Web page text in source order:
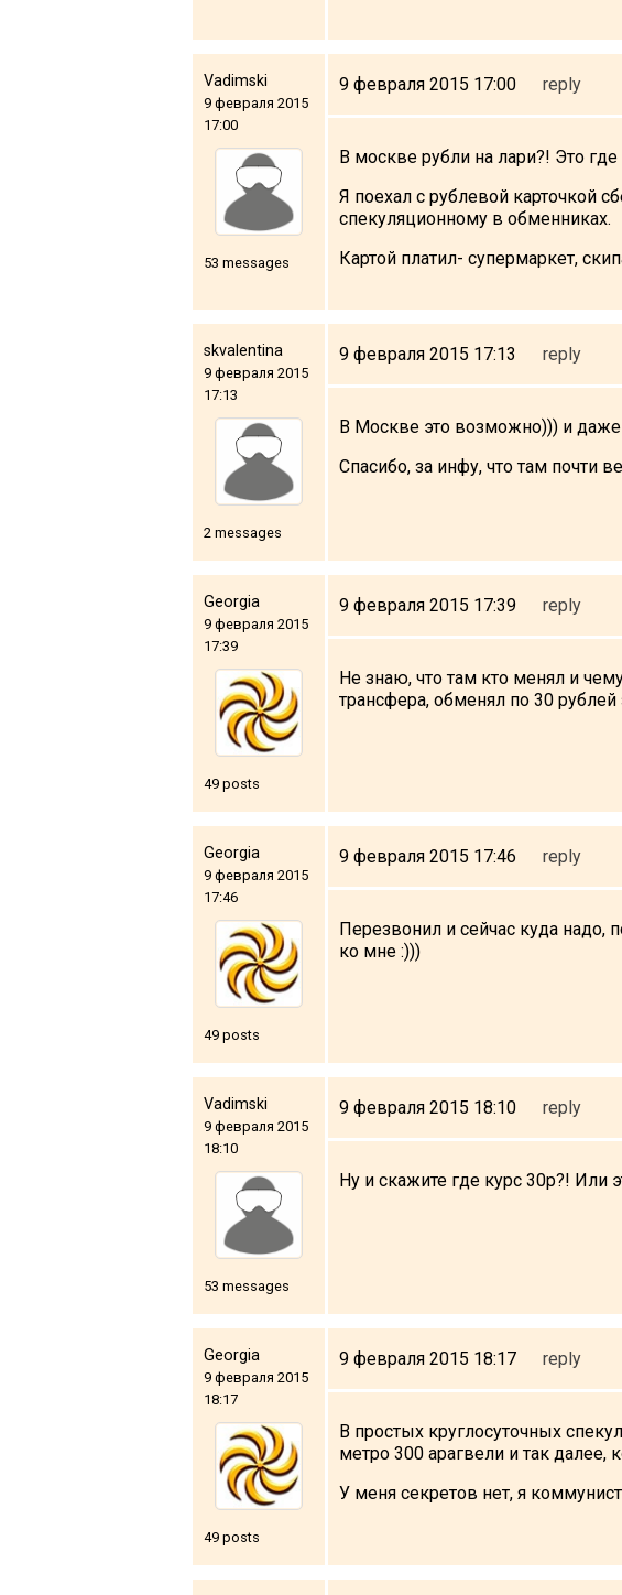
Vadimski
9 февраля 2015
17:00
53 messages
9 февраля 2015 17:00 reply
В москве рубли на лари?! Это
Я поехал с рублевой карточкой
спекуляционному в обменниках.
Картой платил- супермаркет,
skvalentina
9 февраля 2015
17:13
2 messages
9 февраля 2015 17:13 reply
В Москве это возможно))) и даже
Спасибо, за инфу, что там почти
Georgia
9 февраля 2015
17:39
49 posts
9 февраля 2015 17:39 reply
Не знаю, что там кто менял и
трансфера, обменял по 30 рублей
Georgia
9 февраля 2015
17:46
49 posts
9 февраля 2015 17:46 reply
Перезвонил и сейчас куда надо,
ко мне :)))
Vadimski
9 февраля 2015
18:10
53 messages
9 февраля 2015 18:10 reply
Ну и скажите где курс 30р?! Или
Georgia
9 февраля 2015
18:17
49 posts
9 февраля 2015 18:17 reply
В простых круглосуточных
метро 300 арагвели и так далее,
У меня секретов нет, я
Long term rent